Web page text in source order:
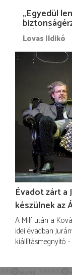
„Egyedül
más nélkül
Lovas Ildikó
Évadot zárt a
készülnek az
A Milf után a
idei évadban
kiállításmegnyitó